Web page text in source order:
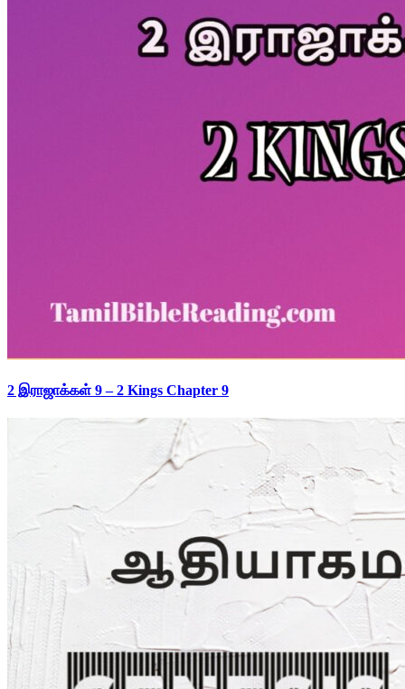
2 இராஜாக்கள் 9 – 2 Kings Chapter 9